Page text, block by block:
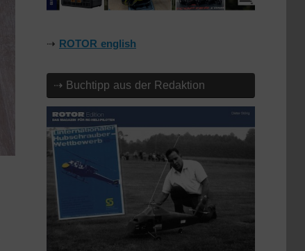
⇢ ROTOR english
⇢ Buchtipp aus der Redaktion